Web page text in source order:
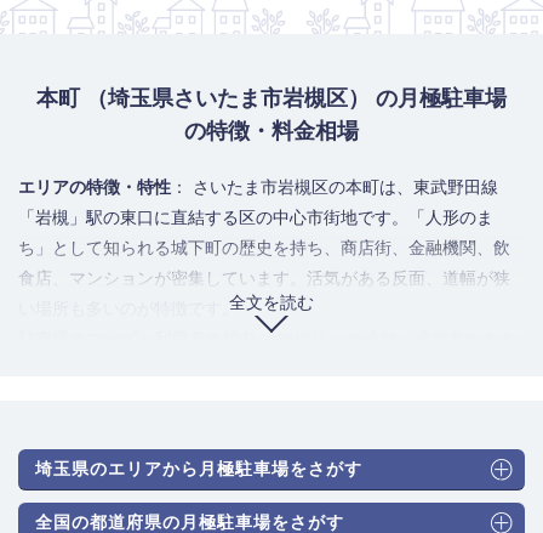
本町 （埼玉県さいたま市岩槻区） の月極駐車場
の特徴・料金相場
全文を読む
エリアの特徴・特性 ： さいたま市岩槻区の本町は、東武野田線
「岩槻」駅の東口に直結する区の中心市街地です。「人形のま
ち」として知られる城下町の歴史を持ち、商店街、金融機関、飲
食店、マンションが密集しています。活気がある反面、道幅が狭
い場所も多いのが特徴です。
： 岩槻駅への通勤・通学者による
す。
駐車場のタイプと月極料金相場： 駅前のため機械式駐車場も一部
存在しますが、基本的には平面式（アスファルト・砂利）が中心
埼玉県のエリアから月極駐車場をさがす
全国の都道府県の月極駐車場をさがす